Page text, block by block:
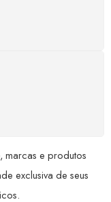
marcas e produtos
exclusiva de seus